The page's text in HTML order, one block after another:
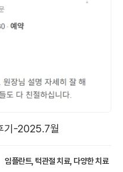
기-2025.7월
임플란트, 턱관절 치료, 다양한 치료